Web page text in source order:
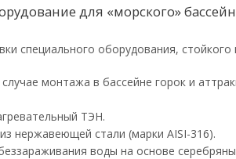
для «морского»
специального оборудования, стойкого
монтажа в бассейне горок и
ТЭН.
нержавеющей стали (марки AISI-316).
воды на основе